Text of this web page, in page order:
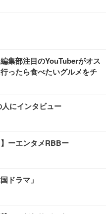
集部注目のYouTuberがオス
ったら食べたいグルメをチ
人にインタビュー
ーエンタメRBBー
ドラマ」